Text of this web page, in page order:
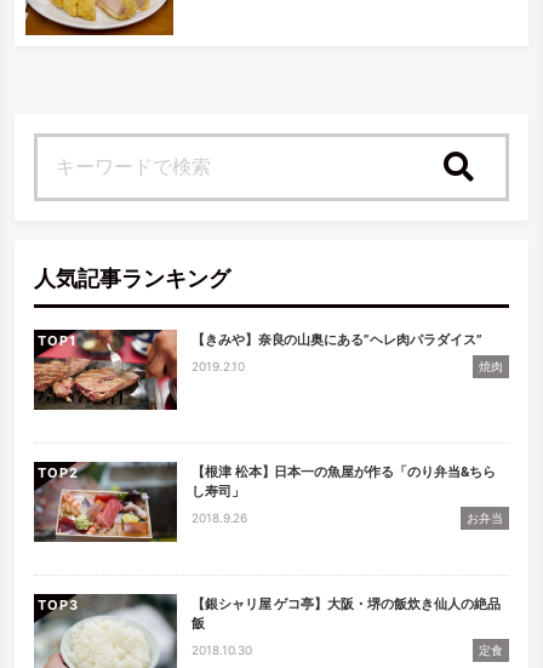
人気記事ランキング
TOP 【きみや】奈良の山奥にある”ヘレ肉パラダイス”
2019.2.10 焼肉
TOP
【根津 松本】日本一の魚屋が作る「のり弁当&ちら
し寿司」
2018.9.26 お弁当
TOP
【銀シャリ屋 ゲコ亭】大阪・堺の飯炊き仙人の絶品
飯
2018.10.30 定食